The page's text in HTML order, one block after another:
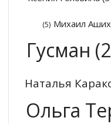
(5) Михаил
Гусман
Наталья
Ольга